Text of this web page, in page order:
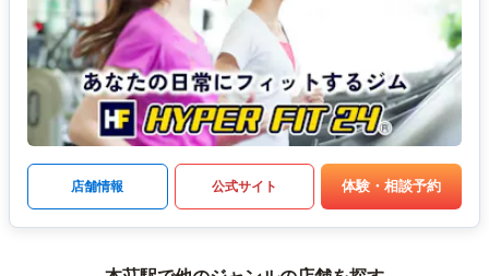
店舗情報 公式サイト 体験・相談予約